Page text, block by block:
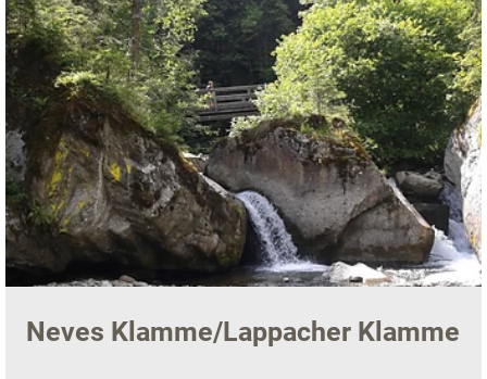
Neves Klamme/Lappacher Klamme